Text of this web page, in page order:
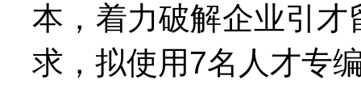
本，着力破解企业引
求，拟使用7名人才专